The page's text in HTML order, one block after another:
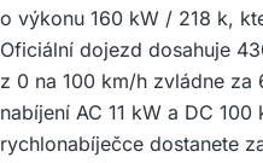
o výkonu 160 kW / 218 k,
Oficiální dojezd dosahuje
z 0 na 100 km/h zvládne za
nabíjení AC 11 kW a DC
rychlonabíječce dostanete